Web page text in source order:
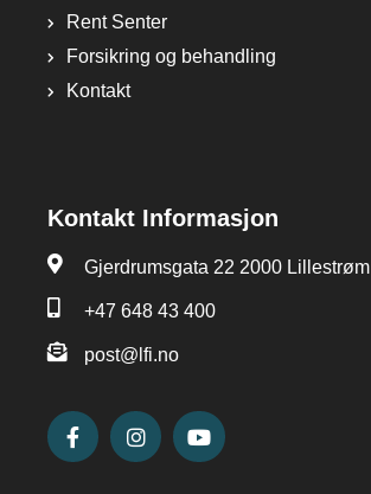
Rent Senter
Forsikring og behandling
Kontakt
Kontakt Informasjon
Gjerdrumsgata 22 2000 Lillestrøm
+47 648 43 400
post@lfi.no